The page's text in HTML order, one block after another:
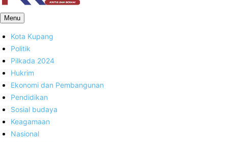
FKK News
Menu
Kota Kupang
Politik
Pilkada 2024
Hukrim
Ekonomi dan Pembangunan
Pendidikan
Sosial budaya
Keagamaan
Nasional